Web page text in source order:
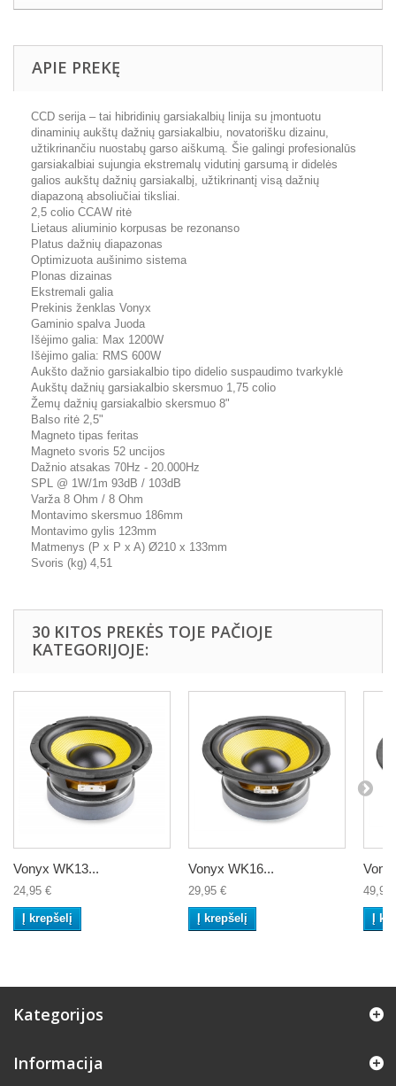
APIE PREKĘ
CCD serija – tai hibridinių garsiakalbių linija su įmontuotu
dinaminių aukštų dažnių garsiakalbiu, novatorišku dizainu,
užtikrinančiu nuostabų garso aiškumą. Šie galingi profesionalūs
garsiakalbiai sujungia ekstremalų vidutinį garsumą ir didelės
galios aukštų dažnių garsiakalbį, užtikrinantį visą dažnių
diapazoną absoliučiai tiksliai.
2,5 colio CCAW ritė
Lietaus aliuminio korpusas be rezonanso
Platus dažnių diapazonas
Optimizuota aušinimo sistema
Plonas dizainas
Ekstremali galia
Prekinis ženklas Vonyx
Gaminio spalva Juoda
Išėjimo galia: Max 1200W
Išėjimo galia: RMS 600W
Aukšto dažnio garsiakalbio tipo didelio suspaudimo tvarkyklė
Aukštų dažnių garsiakalbio skersmuo 1,75 colio
Žemų dažnių garsiakalbio skersmuo 8"
Balso ritė 2,5"
Magneto tipas feritas
Magneto svoris 52 uncijos
Dažnio atsakas 70Hz - 20.000Hz
SPL @ 1W/1m 93dB / 103dB
Varža 8 Ohm / 8 Ohm
Montavimo skersmuo 186mm
Montavimo gylis 123mm
Matmenys (P x P x A) Ø210 x 133mm
Svoris (kg) 4,51
30 KITOS PREKĖS TOJE PAČIOJE
KATEGORIJOJE:
Vonyx WK13...
24,95 €
Į krepšelį
Vonyx WK16...
29,95 €
Į krepšelį
49,95
Į
Kategorijos
Informacija